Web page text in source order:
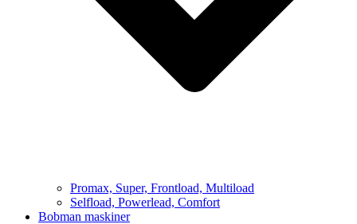
Promax, Super, Frontload, Multiload
Selfload, Powerlead, Comfort
Bobman maskiner